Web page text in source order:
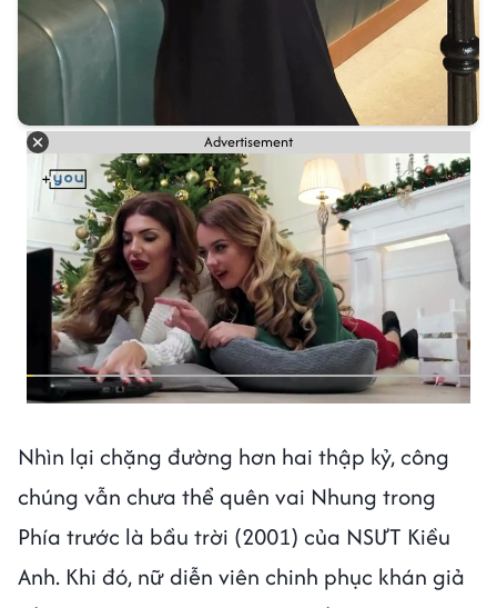
Advertisement
Nhìn lại chặng đường hơn hai thập kỷ, công
chúng vẫn chưa thể quên vai Nhung trong
Phía trước là bầu trời (2001) của NSƯT Kiều
Anh. Khi đó, nữ diễn viên chinh phục khán giả